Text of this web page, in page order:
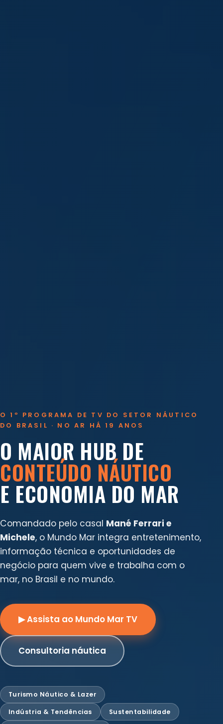
O 1º PROGRAMA DE TV DO SETOR NÁUTICO
DO BRASIL · NO AR HÁ 19 ANOS
O MAIOR HUB DE
CONTEÚDO NÁUTICO
E ECONOMIA DO MAR
Comandado pelo casal Mané Ferrari e
Michele, o Mundo Mar integra entretenimento,
informação técnica e oportunidades de
negócio para quem vive e trabalha com o
mar, no Brasil e no mundo.
▶ Assista ao Mundo Mar TV
Consultoria náutica
Turismo Náutico & Lazer
Indústria & Tendências Sustentabilidade